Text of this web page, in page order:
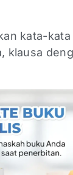
kata-
klausa